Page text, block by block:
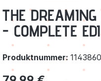
THE
- COMPLETE
Produktnummer: 1143860
Regulärer Preis: